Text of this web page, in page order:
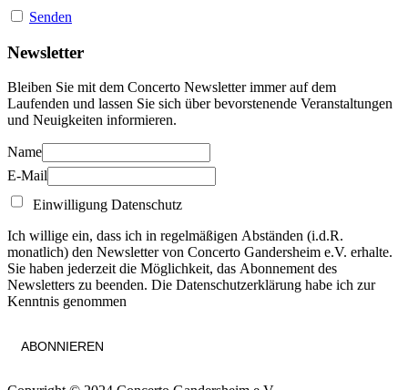
Senden
Newsletter
Bleiben Sie mit dem Concerto Newsletter immer auf dem
Laufenden und lassen Sie sich über bevorstenende Veranstaltungen
und Neuigkeiten informieren.
Name
E-Mail
Einwilligung Datenschutz
Ich willige ein, dass ich in regelmäßigen Abständen (i.d.R.
monatlich) den Newsletter von Concerto Gandersheim e.V. erhalte.
Sie haben jederzeit die Möglichkeit, das Abonnement des
Newsletters zu beenden. Die Datenschutzerklärung habe ich zur
Kenntnis genommen